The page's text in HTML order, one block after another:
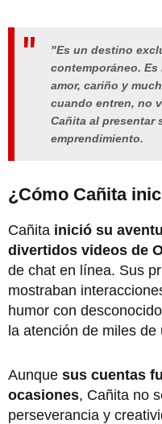
"Es un destino
contemporáneo.
amor, cariño y
cuando entren, no
Cañita al presentar
emprendimiento.
¿Cómo Cañita
Cañita inició su
divertidos videos de
de chat en línea. Sus
mostraban
humor con
la atención de miles de
Aunque sus cuentas
ocasiones, Cañita no
perseverancia y